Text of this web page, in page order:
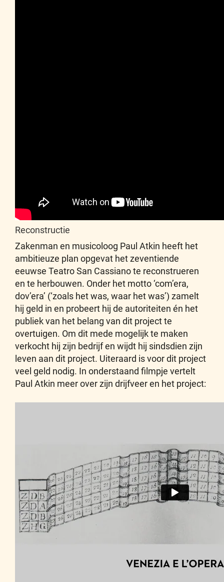
Reconstructie
Zakenman en musicoloog Paul Atkin heeft het
ambitieuze plan opgevat het zeventiende
eeuwse Teatro San Cassiano te reconstrueren
en te herbouwen. Onder het motto ‘com’era,
dov’era’ (‘zoals het was, waar het was’) zamelt
hij geld in en probeert hij de autoriteiten én het
publiek van het belang van dit project te
overtuigen. Om dit mede mogelijk te maken
verkocht hij zijn bedrijf en wijdt hij sindsdien zijn
leven aan dit project. Uiteraard is voor dit project
veel geld nodig. In onderstaand filmpje vertelt
Paul Atkin meer over zijn drijfveer en het project: